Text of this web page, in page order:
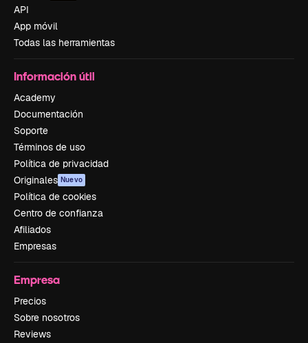
API
App móvil
Todas las herramientas
Información útil
Academy
Documentación
Soporte
Términos de uso
Política de privacidad
Originales Nuevo
Política de cookies
Centro de confianza
Afiliados
Empresas
Empresa
Precios
Sobre nosotros
Reviews